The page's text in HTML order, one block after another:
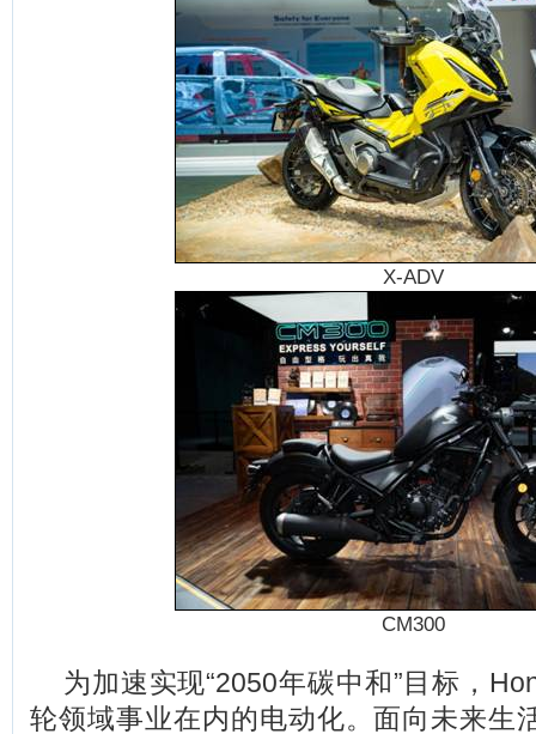
X-ADV
CM300
为加速实现“2050年碳中和”目标，
轮领域事业在内的电动化。面向未来生